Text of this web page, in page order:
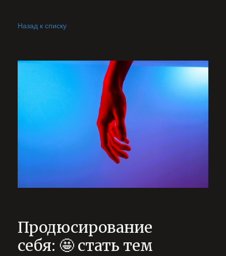
Назад к списку
Продюсирование
себя: 🤩 стать тем